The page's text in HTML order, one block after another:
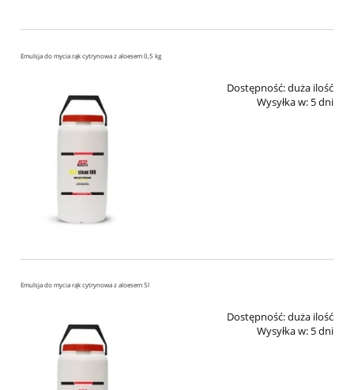
Emulsja do mycia rąk cytrynowa z aloesem 0,5 kg
Dostępność:duża ilość
Wysyłka w: 5 dni
Emulsja do mycia rąk cytrynowa z aloesem 5l
Dostępność:duża ilość
Wysyłka w: 5 dni